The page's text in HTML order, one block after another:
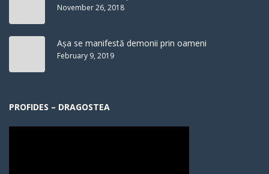
November 26, 2018
Așa se manifestă demonii prin oameni
February 9, 2019
PROFIDES – DRAGOSTEA